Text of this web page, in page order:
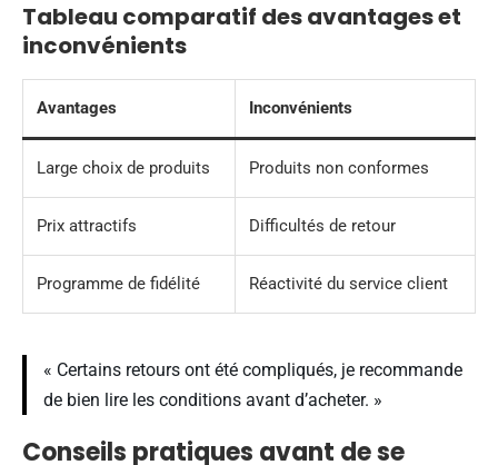
Tableau comparatif des avantages et
inconvénients
Avantages Inconvénients
Large choix de produits Produits non conformes
Prix attractifs Difficultés de retour
Programme de fidélité Réactivité du service client
« Certains retours ont été compliqués, je recommande
de bien lire les conditions avant d’acheter. »
Conseils pratiques avant de se